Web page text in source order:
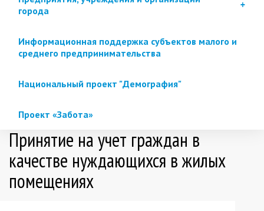
города
Информационная поддержка субъектов малого и
среднего предпринимательства
Национальный проект "Демография"
Проект «Забота»
Принятие на учет граждан в
качестве нуждающихся в жилых
помещениях